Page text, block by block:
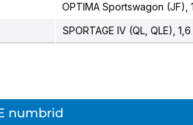
OPTIMA Sportswagon (JF),
SPORTAGE IV (QL, QLE),
numbrid